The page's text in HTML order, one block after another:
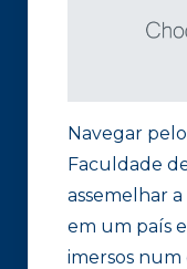
Navegar
Faculdade
assemelhar
em um país
imersos